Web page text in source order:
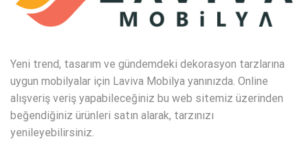
Yeni trend, tasarım ve gündemdeki dekorasyon tarzlarına
uygun mobilyalar için Laviva Mobilya yanınızda. Online
alışveriş veriş yapabileceğiniz bu web sitemiz üzerinden
beğendiğiniz ürünleri satın alarak, tarzınızı
yenileyebilirsiniz.